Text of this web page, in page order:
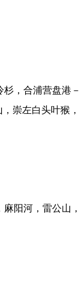
，合浦营盘港
崇左白头叶猴，
阳河，雷公山